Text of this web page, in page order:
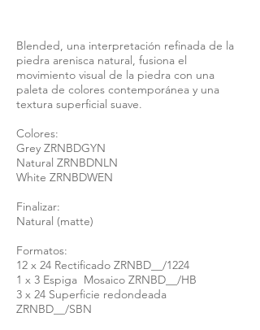
Blended, una interpretación refinada de la
piedra arenisca natural, fusiona el
movimiento visual de la piedra con una
paleta de colores contemporánea y una
textura superficial suave.
Colores:
Grey ZRNBDGYN
Natural ZRNBDNLN
White ZRNBDWEN
Finalizar:
Natural (matte)
Formatos:
12 x 24 Rectificado ZRNBD__/1224
1 x 3 Espiga Mosaico ZRNBD__/HB
3 x 24 Superficie redondeada
ZRNBD__/SBN